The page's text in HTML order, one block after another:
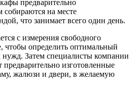
предварительно
собираются на месте
что занимает всего один день.
с измерения свободного
чтобы определить оптимальный
Затем специалисты компании
изготовленные
жалюзи и двери, в желаемую